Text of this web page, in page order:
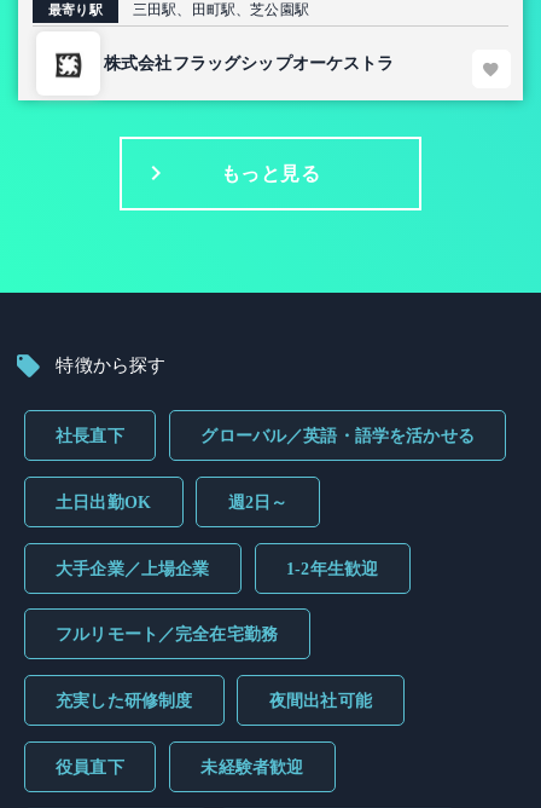
最寄り駅 三田駅、田町駅、芝公園駅
株式会社フラッグシップオーケストラ
もっと見る
特徴から探す
社長直下 グローバル／英語・語学を活かせる
土日出勤OK 週2日～
大手企業／上場企業 1-2年生歓迎
フルリモート／完全在宅勤務
充実した研修制度 夜間出社可能
役員直下 未経験者歓迎